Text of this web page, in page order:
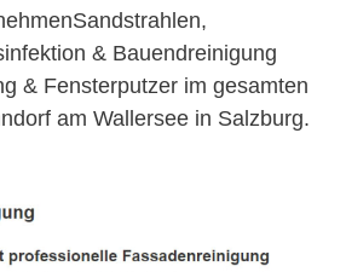
& Bauendreinigung
& Fensterputzer im gesamten
am Wallersee in Salzburg.